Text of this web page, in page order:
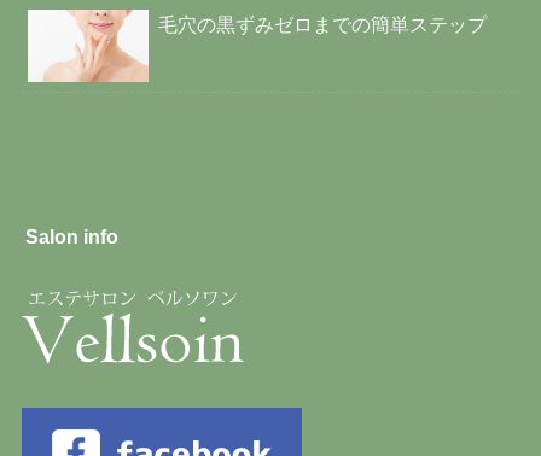
毛穴の黒ずみゼロまでの簡単ステップ
Salon info